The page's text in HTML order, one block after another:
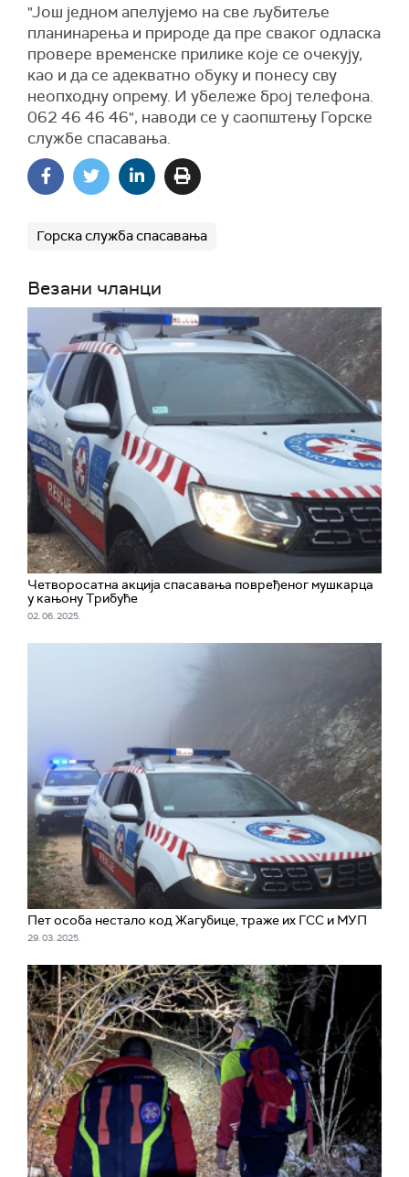
"Још једном апелујемо на све љубитеље
планинарења и природе да пре сваког одласка
провере временске прилике које се очекују,
као и да се адекватно обуку и понесу сву
неопходну опрему. И убележе број телефона.
062 46 46 46", наводи се у саопштењу Горске
службе спасавања.
Горска служба спасавања
Везани чланци
Четворосатна акција спасавања повређеног мушкарца
у кањону Трибуће
02. 06. 2025.
Пет особа нестало код Жагубице, траже их ГСС и МУП
29. 03. 2025.